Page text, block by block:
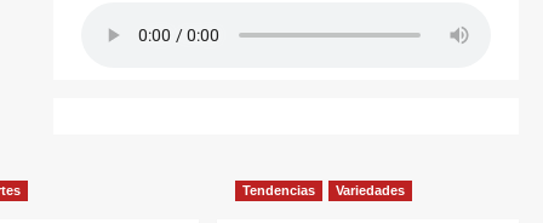
Tendencias Variedades